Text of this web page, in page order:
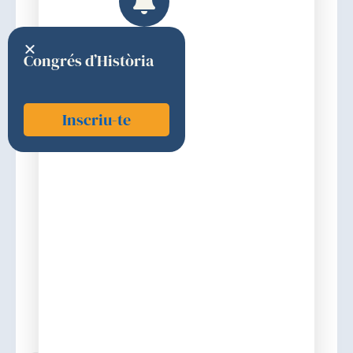
Congrés d’Història
Inscriu-te